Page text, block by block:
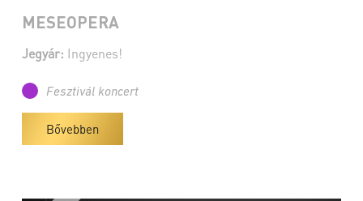
MESEOPERA
Jegyár: Ingyenes!
Fesztivál koncert
Bővebben